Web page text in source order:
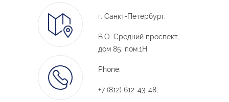
г. Санкт-Петербург,
В.О. Средний проспект,
дом 85, пом.1Н
Phone:
+7 (812) 612-43-48,